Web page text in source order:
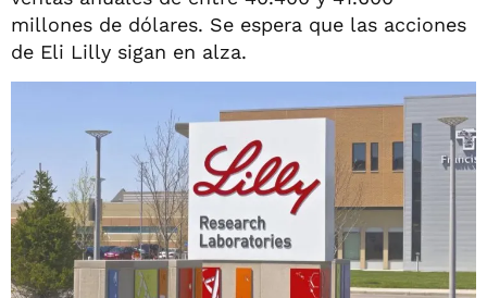
millones de dólares. Se espera que las acciones
de Eli Lilly sigan en alza.